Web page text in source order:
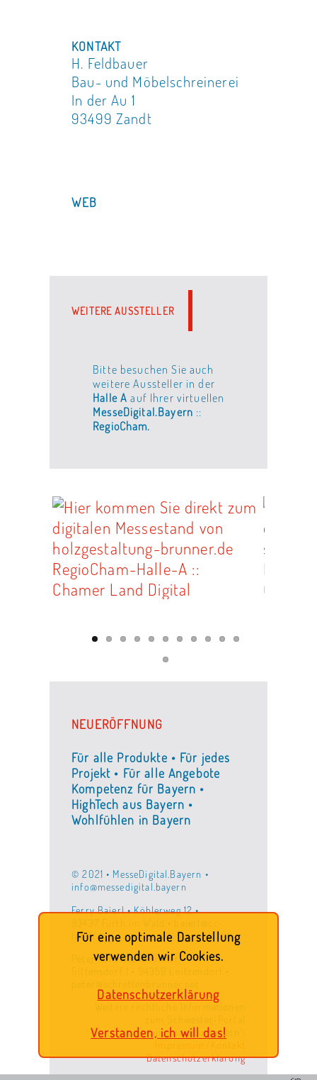
KONTAKT
H. Feldbauer
Bau- und Möbelschreinerei
In der Au 1
93499 Zandt
WEB
WEITERE AUSSTELLER
Bitte besuchen Sie auch
weitere Aussteller in der
Halle A auf Ihrer virtuellen
MesseDigital.Bayern ::
RegioCham.
NEUERÖFFNUNG
Für alle Produkte • Für jedes
Projekt • Für alle Angebote
Kompetenz für Bayern •
HighTech aus Bayern •
Wohlfühlen in Bayern
© 2021 • MesseDigital.Bayern •
info@messedigital.bayern
Ferry Baierl • Köhlerweg 12 •
furth.de
Peter Schrettenbrunner •
Weitere rechtliche Informationen
'ois.gmachtin.bayern':
Datenschutzerklärung
Für eine optimale Darstellung
verwenden wir Cookies.
Datenschutzerklärung
Verstanden, ich will das!